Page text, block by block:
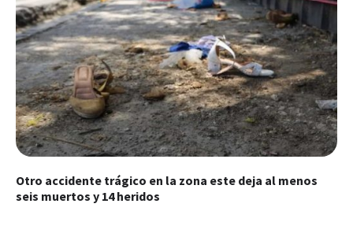
Otro accidente trágico en la zona este deja al menos
seis muertos y 14 heridos